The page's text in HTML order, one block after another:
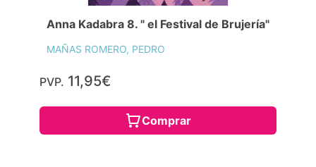
Anna Kadabra 8. " el Festival de Brujería"
MAÑAS ROMERO, PEDRO
PVP. 11,95€
Comprar